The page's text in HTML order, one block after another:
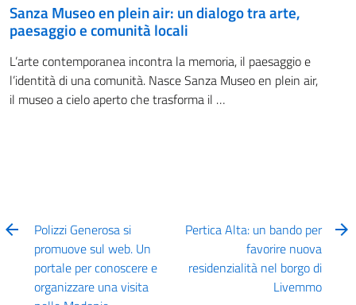
Sanza Museo en plein air: un dialogo tra arte,
paesaggio e comunità locali
L’arte contemporanea incontra la memoria, il paesaggio e
l’identità di una comunità. Nasce Sanza Museo en plein air,
il museo a cielo aperto che trasforma il …
Polizzi Generosa si
promuove sul web. Un
portale per conoscere e
organizzare una visita
Pertica Alta: un bando per
favorire nuova
residenzialità nel borgo di
Livemmo